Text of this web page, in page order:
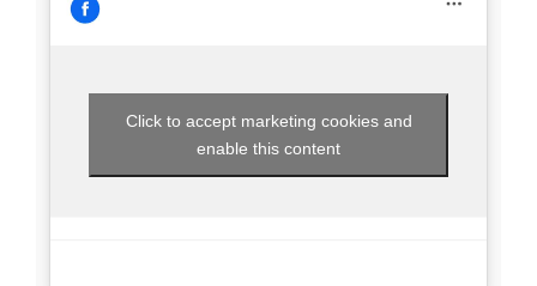
Click to accept marketing cookies and
enable this content